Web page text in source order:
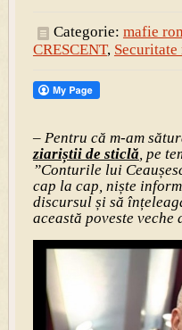
Categorie: mafie
CRESCENT,
– Pentru că m-am
ziariștii de sticlă, pe
”Conturile lui
cap la cap, niște
discursul și să
această poveste veche